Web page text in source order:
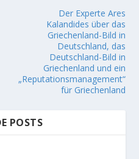
Der Experte Ares
Kalandides über das
Griechenland-Bild in
Deutschland, das
Deutschland-Bild in
Griechenland und ein
„Reputationsmanagement“
für Griechenland
POSTS